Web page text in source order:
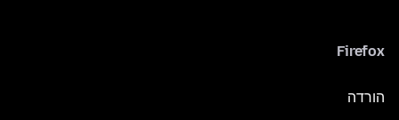
Firefox
הורדה